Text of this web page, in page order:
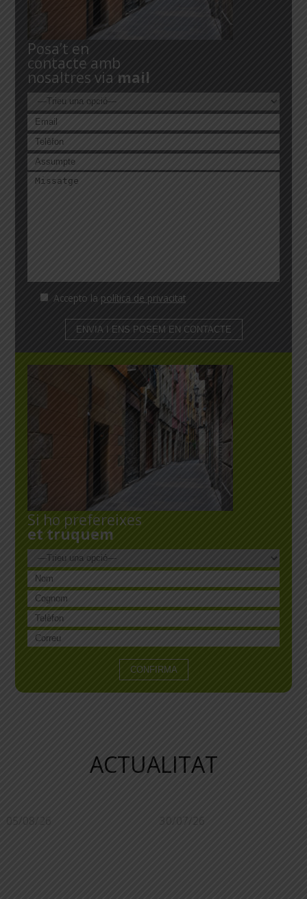
Posa’t en
contacte amb
nosaltres via mail
Accepto la política de privacitat
Si ho prefereixes
et truquem
ACTUALITAT
05/08/26 30/07/26